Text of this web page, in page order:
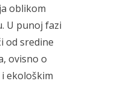
oblikom
U punoj fazi
od sredine
ovisno o
ekološkim